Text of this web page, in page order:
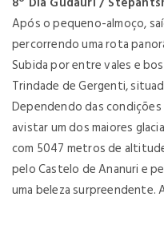
Após o pequeno-almoço,
percorrendo uma rota
Subida por entre vales e
Trindade de Gergenti,
Dependendo das
avistar um dos maiores
com 5047 metros de
pelo Castelo de Ananuri e
uma beleza surpreendente.